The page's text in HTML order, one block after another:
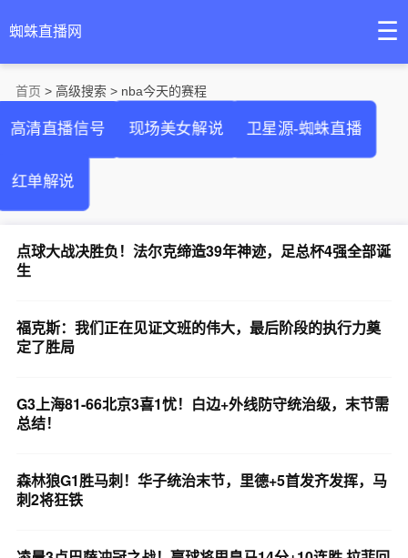
蜘蛛直播网 ☰
首页 > 高级搜索 > nba今天的赛程
高清直播信号 现场美女解说 卫星源-蜘蛛直播
红单解说
点球大战决胜负！法尔克缔造39年神迹，足总杯4强全部诞
生
福克斯：我们正在见证文班的伟大，最后阶段的执行力奠
定了胜局
G3上海81-66北京3喜1忧！白边+外线防守统治级，末节需
总结！
森林狼G1胜马刺！华子统治末节，里德+5首发齐发挥，马
刺2将狂铁